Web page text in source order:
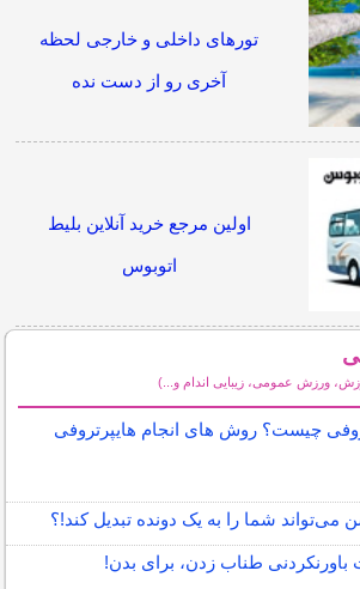
تورهای داخلی و خارجی لحظه
آخری رو از دست نده
اولین مرجع خرید آنلاین بلیط
اتوبوس
ورزش عمومی، زیبایی اندام و...)
چیست؟ روش های انجام هایپرتروفی
می‌تواند شما را به یک دونده تبدیل کند!؟